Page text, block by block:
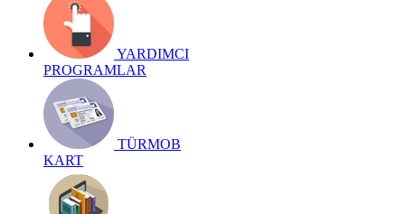
YARDIMCI
PROGRAMLAR
TÜRMOB
KART